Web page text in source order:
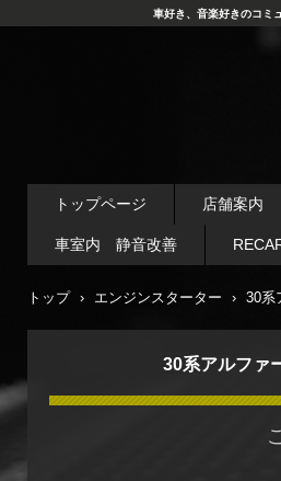
車好き、音楽好きのコミ
トップページ 店舗案内
車室内 静音改善
トップ › エンジンスターター › 30系
30系アルフ